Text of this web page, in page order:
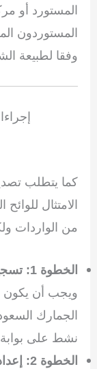
المستورد أو
المستوردون
وفقا لطبيعة
كما يتطلب
الامتثال
من الواردات
الخطوة 1: تسجيل الصادرات
ويجب أن
الجمارك
نشط على بوابة
الخطوة 2: إعداد الوثائق